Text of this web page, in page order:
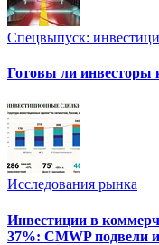
Спецвыпуск:
Готовы ли инвесторы
Исследования рынка
Инвестиции в
37%: CMWP подвели